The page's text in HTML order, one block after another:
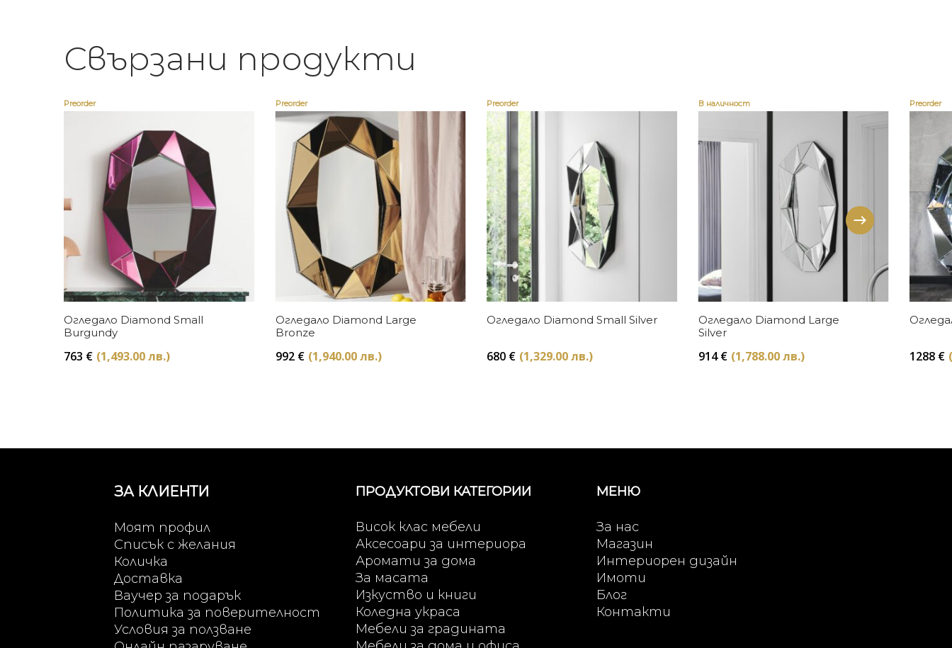
Свързани продукти
Preorder
Купи
Огледало Diamond Small
Burgundy
763 € (1,493.00 лв.)
Preorder
Купи
Огледало Diamond Large
Bronze
992 € (1,940.00 лв.)
Preorder
Купи
Огледало Diamond Small Silver
680 € (1,329.00 лв.)
В наличност
Купи
Огледало Diamond Large
Silver
914€ (1,788.00 лв.)
Preorder
1288 €
ЗА КЛИЕНТИ
Моят профил
Списък с желания
Количка
Доставка
Ваучер за подарък
Политика за поверителност
Условия за ползване
ПРОДУКТОВИ КАТЕГОРИИ
Висок клас мебели
Аксесоари за интериора
Аромати за дома
За масата
Изкуство и книги
Коледна украса
Мебели за градината
МЕНЮ
За нас
Магазин
Интериорен дизайн
Имоти
Блог
Контакти